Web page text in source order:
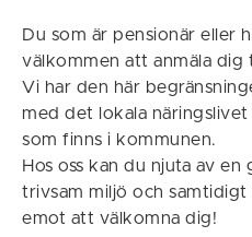
Du som är pensionär eller
välkommen att anmäla dig
Vi har den här
med det lokala
som finns i kommunen.
Hos oss kan du njuta av
trivsam miljö och samtidigt
emot att välkomna dig!